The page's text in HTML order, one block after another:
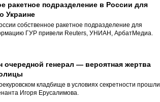
ракетное подразделение в России для
Украине
собственное ракетное подразделение для
ГУР привели Reuters, УНИАН, АрбатМедиа.
очередной генерал — вероятная жертва
кладбище в условиях секретности прошли
Игоря Ерусалимова.